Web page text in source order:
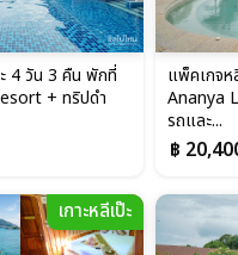
4 วัน 3 คืน พักที่
+ ทริปดำ
แพ็คเกจ
Ananya
รถและ...
฿
เกาะหลีเป๊ะ